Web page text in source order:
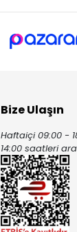
Bize Ulaşın
Haftaiçi 09:00 -
14:00 saatleri